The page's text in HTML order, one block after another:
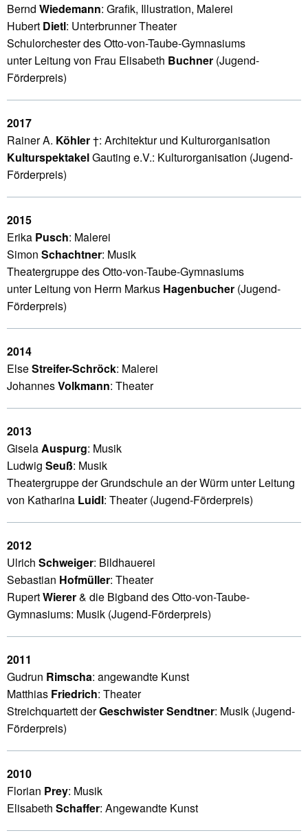
Bernd Wiedemann: Grafik, Illustration, Malerei
Hubert Dietl: Unterbrunner Theater
Schulorchester des Otto-von-Taube-Gymnasiums
unter Leitung von Frau Elisabeth Buchner (Jugend-
Förderpreis)
2017
Rainer A. Köhler†: Architektur und Kulturorganisation
KulturspektakelGauting e.V.: Kulturorganisation (Jugend-
Förderpreis)
2015
Erika Pusch: Malerei
Simon Schachtner: Musik
Theatergruppe des Otto-von-Taube-Gymnasiums
unter Leitung von Herrn Markus Hagenbucher (Jugend-
Förderpreis)
2014
ElseStreifer-Schröck: Malerei
JohannesVolkmann: Theater
2013
GiselaAuspurg: Musik
Ludwig Seuß: Musik
Theatergruppe der Grundschule an der Würm unter Leitung
von Katharina Luidl: Theater (Jugend-Förderpreis)
2012
Ulrich Schweiger: Bildhauerei
Sebastian Hofmüller: Theater
RupertWierer& die Bigband des Otto-von-Taube-
Gymnasiums: Musik (Jugend-Förderpreis)
2011
Gudrun Rimscha: angewandte Kunst
Matthias Friedrich: Theater
Streichquartett derGeschwister Sendtner: Musik (Jugend-
Förderpreis)
2010
Florian Prey: Musik
Elisabeth Schaffer: Angewandte Kunst